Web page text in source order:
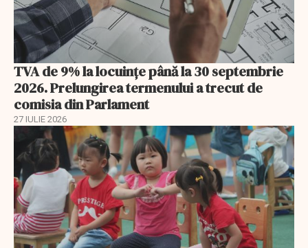
TVA de 9% la locuințe până la 30 septembrie
2026. Prelungirea termenului a trecut de
comisia din Parlament
27 IULIE 2026